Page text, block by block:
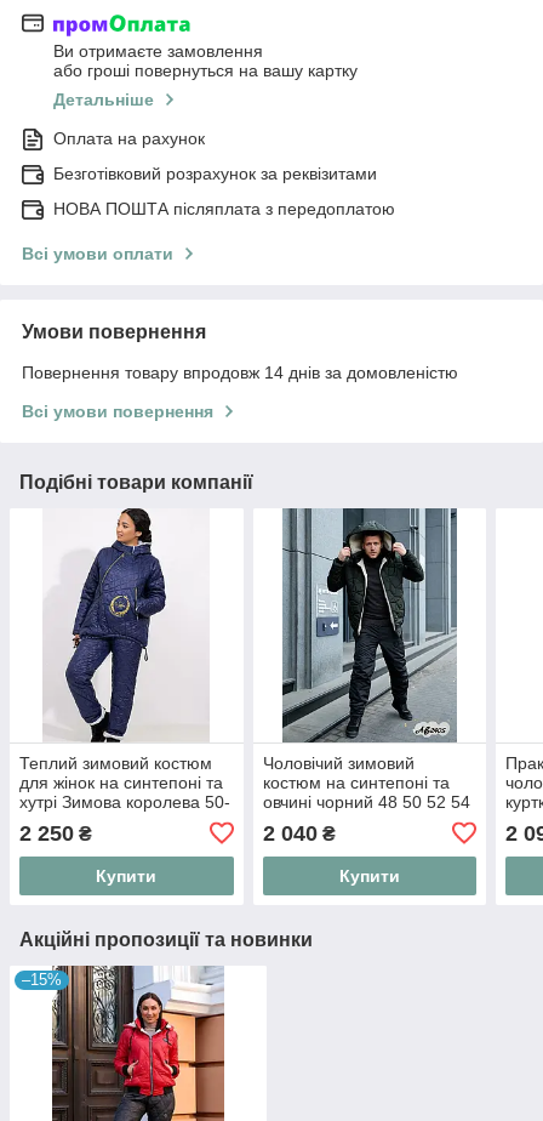
Ви отримаєте замовлення
або гроші повернуться на вашу картку
Детальніше
Оплата на рахунок
Безготівковий розрахунок за реквізитами
НОВА ПОШТА післяплата з передоплатою
Всі умови оплати
Умови повернення
Повернення товару впродовж 14 днів за домовленістю
Всі умови повернення
Подібні товари компанії
Теплий зимовий костюм
для жінок на синтепоні та
хутрі Зимова королева 50-
2 250 ₴
Купити
Чоловічий зимовий
костюм на синтепоні та
овчині чорний 48 50 52 54
2 040₴
Купити
2
Акційні пропозиції та новинки
–15%